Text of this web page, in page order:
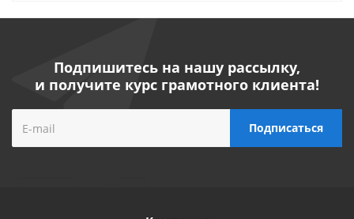
Подпишитесь на нашу рассылку,
и получите курс грамотного клиента!